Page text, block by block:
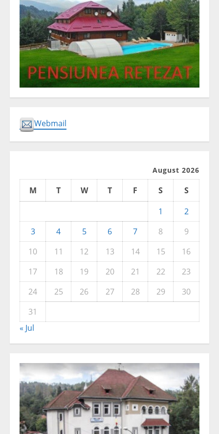
Webmail
August 2026
M T W T F S
S
1
2
3
4 5 6 7 8
9
10
11 12 13 14 15
16
17
18 19 20 21 22
23
24
25 26 27 28 29
30
31
« Jul